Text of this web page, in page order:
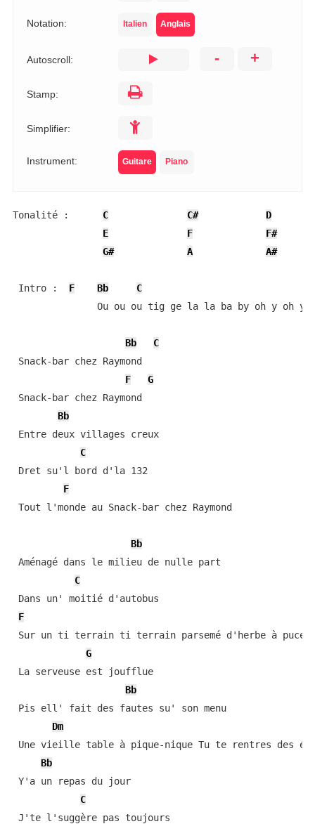
Notation: Italien Anglais
Autoscroll: - +
Stamp:
Simplifier:
Instrument: Guitare Piano
Tonalité : C C#
D
E
F
F#
G#
A A#
Intro : F Bb
C
Ou ou ou tig ge la la ba by oh y oh y
Bb
C
Snack-bar chez Raymond
F
G
Snack-bar chez Raymond
Bb
Entre deux villages creux
C
Dret su'l bord d'la 132
F
Tout l'monde au Snack-bar chez Raymond
Bb
Aménagé dans le milieu de nulle part
C
Dans un' moitié d'autobus
F
Sur un ti terrain ti terrain parsemé d'herbe à puces
G
La serveuse est joufflue
Bb
Pis ell' fait des fautes su' son menu
Dm
Une vieille table à pique-nique Tu te rentres des
Bb
Y'a un repas du jour
C
J'te l'suggère pas toujours